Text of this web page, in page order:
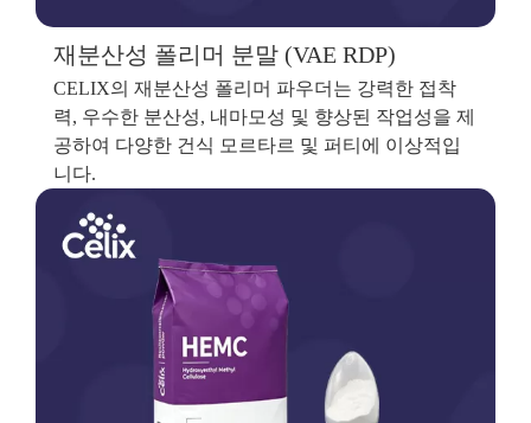
재분산성 폴리머 분말 (VAE RDP)
CELIX의 재분산성 폴리머 파우더는 강력한 접착
력, 우수한 분산성, 내마모성 및 향상된 작업성을 제
공하여 다양한 건식 모르타르 및 퍼티에 이상적입
니다.